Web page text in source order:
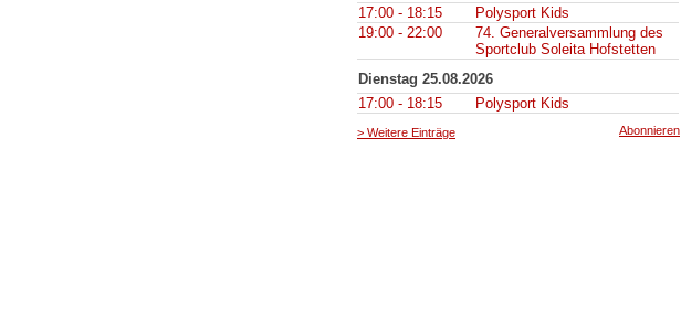
17:00 - 18:15
Polysport Kids
19:00 - 22:00
74. Generalversammlung des
Sportclub Soleita Hofstetten
Dienstag 25.08.2026
17:00 - 18:15
Polysport Kids
> Weitere Einträge Abonnieren